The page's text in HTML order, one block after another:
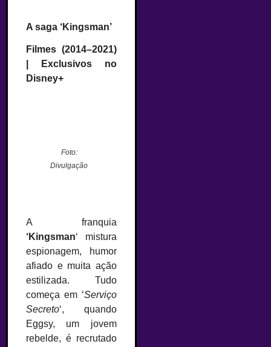
A saga ‘Kingsman’
Filmes (2014–2021)
| Exclusivos no
Disney+
Foto:
Divulgação
A franquia
‘Kingsman‘ mistura
espionagem, humor
afiado e muita ação
estilizada. Tudo
começa em ‘Serviço
Secreto‘, quando
Eggsy, um jovem
rebelde, é recrutado